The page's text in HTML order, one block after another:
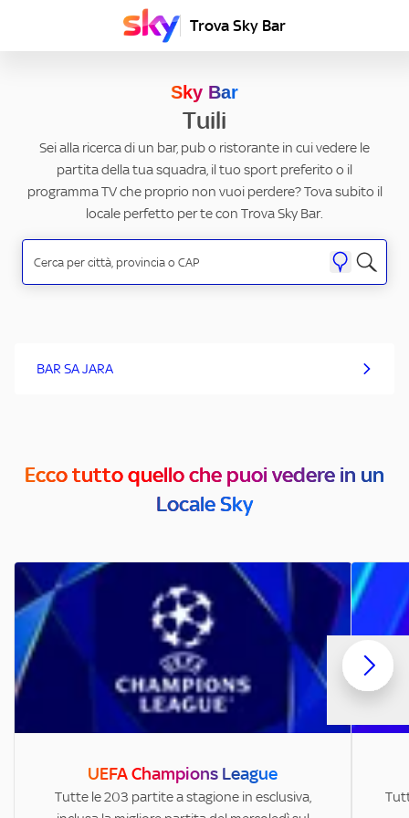
Trova Sky Bar
Sky Bar
Tuili
Sei alla ricerca di un bar, pub o ristorante in cui vedere le
partita della tua squadra, il tuo sport preferito o il
programma TV che proprio non vuoi perdere? Tova subito il
locale perfetto per te con Trova Sky Bar.
BAR SA JARA
Ecco tutto quello che puoi vedere in un
Locale Sky
UEFA Champions League
Tutte le 203 partite a stagione in esclusiva,